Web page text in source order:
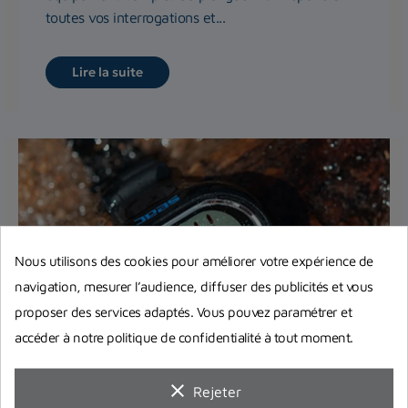
toutes vos interrogations et...
Lire la suite
Comment bien choisir son
ordinateur de plongée ?
Nous utilisons des cookies pour améliorer votre expérience de
navigation, mesurer l’audience, diffuser des publicités et vous
proposer des services adaptés. Vous pouvez paramétrer et
accéder à notre politique de confidentialité à tout moment.
clear Rejeter